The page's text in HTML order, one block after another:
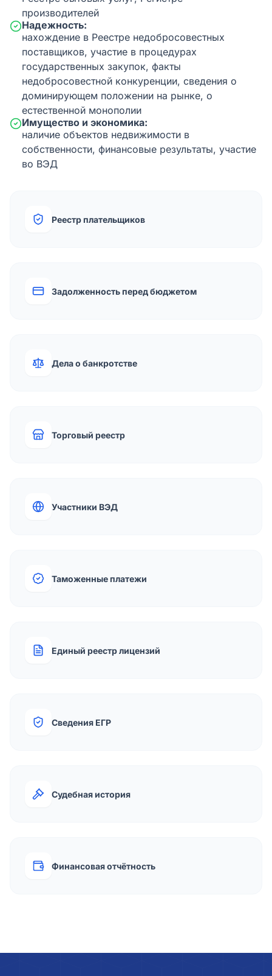
производителей
Надежность:
нахождение в Реестре недобросовестных
поставщиков, участие в процедурах
государственных закупок, факты
недобросовестной конкуренции, сведения о
доминирующем положении на рынке, о
естественной монополии
Имущество и экономика:
наличие объектов недвижимости в
собственности, финансовые результаты, участие
во ВЭД
Реестр плательщиков
Задолженность перед бюджетом
Дела о банкротстве
Торговый реестр
Участники ВЭД
Таможенные платежи
Единый реестр лицензий
Сведения ЕГР
Судебная история
Финансовая отчётность